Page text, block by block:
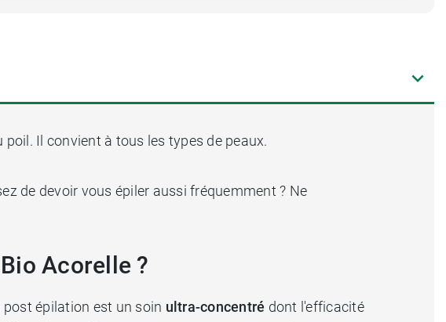
Il convient à tous les types de peaux.
de devoir vous épiler aussi fréquemment ? Ne
Acorelle ?
post épilation est un soin ultra-concentré dont l'efficacité